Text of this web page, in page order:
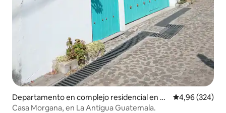
Departamento en complejo residencial en Sa
n Pedro Las Huertas
Calificación
4,96 (324)
Casa Morgana, en La Antigua Guatemala.